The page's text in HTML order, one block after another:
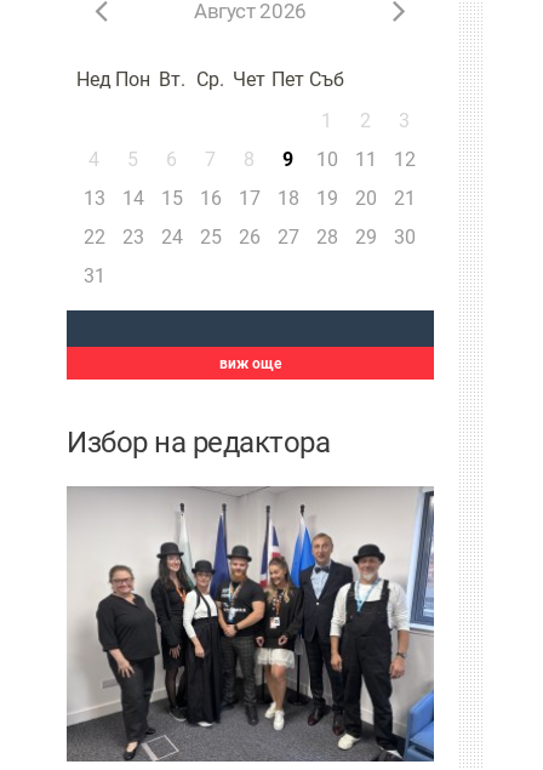
Август 2026
Нед Пон Вт. Ср. Чет Пет Съб
1
2
3
4
5 6 7 8 9 10 11
12
13
14 15 16 17 18 19 20
21
22
23 24 25 26 27 28 29
30
31
виж още
Избор на редактора